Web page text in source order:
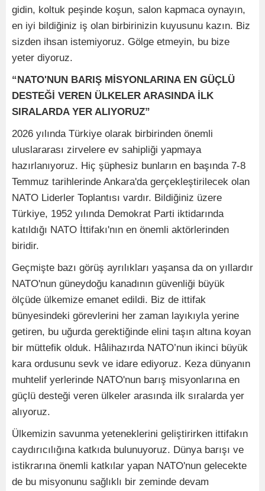
gidin, koltuk peşinde koşun, salon kapmaca oynayın,
en iyi bildiğiniz iş olan birbirinizin kuyusunu kazın. Biz
sizden ihsan istemiyoruz. Gölge etmeyin, bu bize
yeter diyoruz.
“NATO'NUN BARIŞ MİSYONLARINA EN GÜÇLÜ
DESTEĞİ VEREN ÜLKELER ARASINDA İLK
SIRALARDA YER ALIYORUZ”
2026 yılında Türkiye olarak birbirinden önemli
uluslararası zirvelere ev sahipliği yapmaya
hazırlanıyoruz. Hiç şüphesiz bunların en başında 7-8
Temmuz tarihlerinde Ankara'da gerçekleştirilecek olan
NATO Liderler Toplantısı vardır. Bildiğiniz üzere
Türkiye, 1952 yılında Demokrat Parti iktidarında
katıldığı NATO İttifakı'nın en önemli aktörlerinden
biridir.
Geçmişte bazı görüş ayrılıkları yaşansa da on yıllardır
NATO'nun güneydoğu kanadının güvenliği büyük
ölçüde ülkemize emanet edildi. Biz de ittifak
bünyesindeki görevlerini her zaman layıkıyla yerine
getiren, bu uğurda gerektiğinde elini taşın altına koyan
bir müttefik olduk. Hâlihazırda NATO’nun ikinci büyük
kara ordusunu sevk ve idare ediyoruz. Keza dünyanın
muhtelif yerlerinde NATO'nun barış misyonlarına en
güçlü desteği veren ülkeler arasında ilk sıralarda yer
alıyoruz.
Ülkemizin savunma yeteneklerini geliştirirken ittifakın
caydırıcılığına katkıda bulunuyoruz. Dünya barışı ve
istikrarına önemli katkılar yapan NATO'nun gelecekte
de bu misyonunu sağlıklı bir zeminde devam